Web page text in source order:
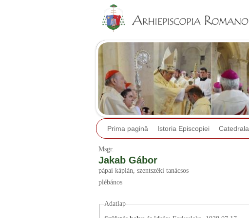
Prima pagină Istoria Episcopiei Catedrala
Msgr.
Jakab Gábor
pápai káplán, szentszéki tanácsos
plébános
Adatlap